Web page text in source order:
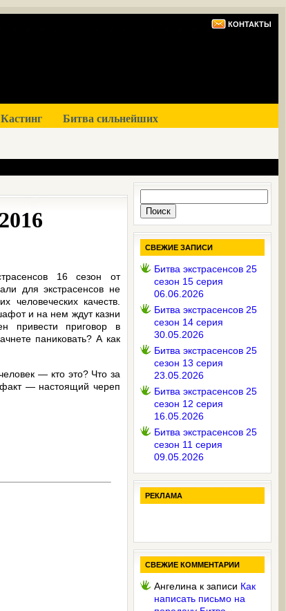
КОНТАКТЫ
Кастинг
Битва сильнейших
16 сезон от
для экстрасенсов не
человеческих качеств.
и на нем ждут казни
привести приговор в
паниковать? А как
— кто это? Что за
— настоящий череп
СВЕЖИЕ ЗАПИСИ
Битва экстрасенсов 25
сезон 15 серия
06.06.2026
Битва экстрасенсов 25
сезон 14 серия
30.05.2026
Битва экстрасенсов 25
сезон 13 серия
23.05.2026
Битва экстрасенсов 25
сезон 12 серия
16.05.2026
Битва экстрасенсов 25
сезон 11 серия
09.05.2026
РЕКЛАМА
СВЕЖИЕ КОММЕНТАРИИ
Ангелина к записи Как
написать письмо на